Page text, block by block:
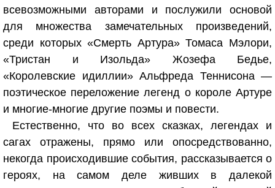
всевозможными авторами и послужили основой
для множества замечательных произведений,
среди которых «Смерть Артура» Томаса Мэлори,
«Тристан и Изольда» Жозефа Бедье,
«Королевские идиллии» Альфреда Теннисона —
поэтическое переложение легенд о короле Артуре
и многие-многие другие поэмы и повести.
Естественно, что во всех сказках, легендах и
сагах отражены, прямо или опосредствованно,
некогда происходившие события, рассказывается о
героях, на самом деле живших в далекой